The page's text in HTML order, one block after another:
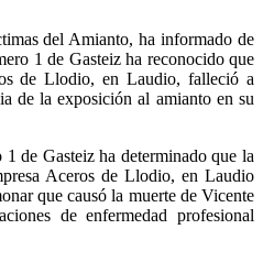
del Amianto, ha informado de
1 de Gasteiz ha reconocido que
de Llodio, en Laudio, falleció a
de la exposición al amianto en su
de Gasteiz ha determinado que la
Aceros de Llodio, en Laudio
que causó la muerte de Vicente
de enfermedad profesional